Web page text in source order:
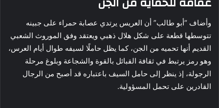
وأضاف “أبو طالب” أن العريس يرتدي عصابة حمراء على جبينه
تتوسطها قطعة على شكل هلال ذهبي ويعتقد وفق الموروث الشعبي
القديم أنها تحميه من الجن، كما يظل حاملًا لسيفه طوال أيام العرس،
وهو رمز يرتبط في ثقافة القبائل بالقوة والشجاعة وبلوغ مرحلة
الرجولة، إذ ينظر إلى حامل السيف باعتباره قد أصبح من الرجال
القادرين على تحمل المسؤولية.